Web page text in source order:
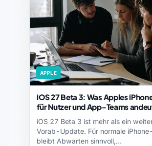
APPLE
iOS 27 Beta 3: Was Apples
für Nutzer und App-Teams
iOS 27 Beta 3 ist mehr als ein
Vorab-Update. Für normale
bleibt Abwarten sinnvoll,…